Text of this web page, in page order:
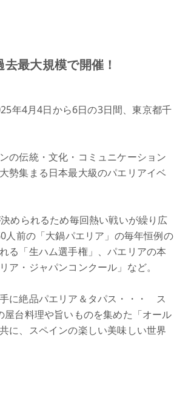
最大規模で開催！
年4月4日から6日の3日間、東京都千
の伝統・文化・コミュニケーション
勢集まる日本最大級のパエリアイベ
められるため毎回熱い戦いが繰り広
人前の「大鍋パエリア」の毎年恒例の
る「生ハム選手権」、パエリアの本
・ジャパンコンクール」など。
に絶品パエリア＆タパス・・・ ス
台料理や旨いものを集めた「オール
に、スペインの楽しい美味しい世界